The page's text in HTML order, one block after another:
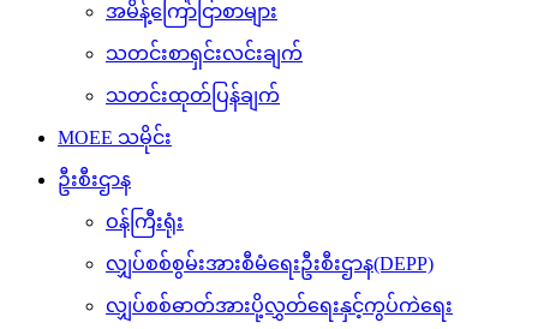
အမိန့်ကြော်ငြာစာများ
သတင်းစာရှင်းလင်းချက်
သတင်းထုတ်ပြန်ချက်
MOEE သမိုင်း
ဦးစီးဌာန
ဝန်ကြီးရုံး
လျှပ်စစ်စွမ်းအားစီမံရေးဦးစီးဌာန(DEPP)
လျှပ်စစ်ဓာတ်အားပို့လွှတ်ရေးနှင့်ကွပ်ကဲရေး